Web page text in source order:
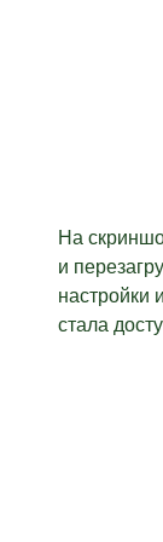
На
и
настройки
стала